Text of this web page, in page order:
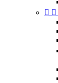
 